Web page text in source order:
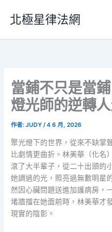
要
北極星律法網
當鋪不只是當
燈光師的逆轉
作者:JUDY/4 6 月, 2026
聚光燈下的世界，從來不缺掌
比劇情更曲折。林美華（化名
滾了大半輩子，從二十出頭的
她調過的光，照亮過無數明星
然因心臟問題送進加護病房，
堵牆擋在她面前時，林美華才
現實的陰影。